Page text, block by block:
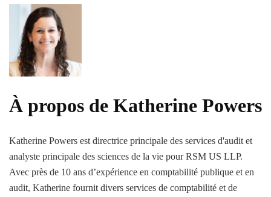
À propos de Katherine Powers
Katherine Powers est directrice principale des services d'audit et
analyste principale des sciences de la vie pour RSM US LLP.
Avec près de 10 ans d’expérience en comptabilité publique et en
audit, Katherine fournit divers services de comptabilité et de